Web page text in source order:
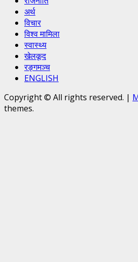
अर्थ
विचार
विश्व मामिला
स्वास्थ्य
खेलकूद
रङ्गमञ्च
ENGLISH
Copyright © All rights reserved. |
themes.